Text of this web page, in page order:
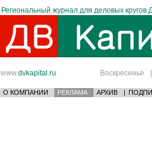
Региональный журнал для деловых кругов
www.dvkapital.ru Воскресенье |
О КОМПАНИИ РЕКЛАМА АРХИВ |